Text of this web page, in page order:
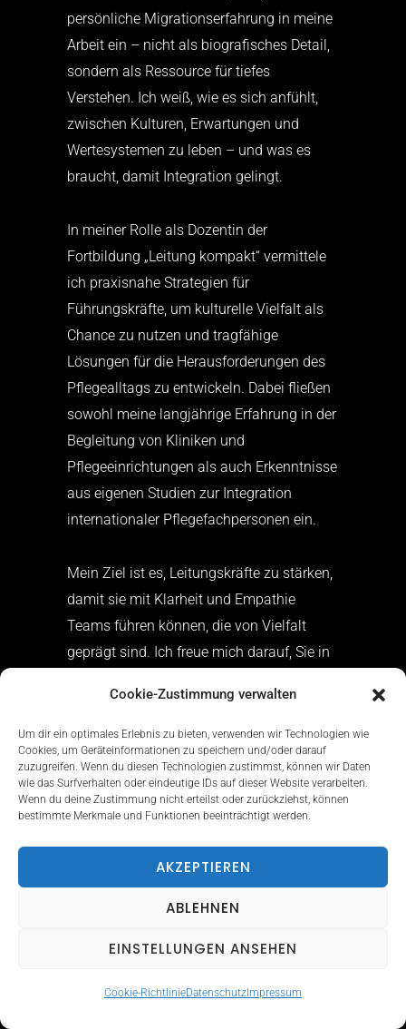
Cookie-Zustimmung verwalten
Um dir ein optimales Erlebnis zu bieten, verwenden wir Technologien wie
Cookies, um Geräteinformationen zu speichern und/oder darauf
zuzugreifen. Wenn du diesen Technologien zustimmst, können wir Daten
wie das Surfverhalten oder eindeutige IDs auf dieser Website verarbeiten.
Wenn du deine Zustimmung nicht erteilst oder zurückziehst, können
bestimmte Merkmale und Funktionen beeinträchtigt werden.
AKZEPTIEREN
ABLEHNEN
EINSTELLUNGEN ANSEHEN
Cookie-RichtlinieDatenschutz Impressum
persönliche Migrationserfahrung in meine
Arbeit ein – nicht als biografisches Detail,
sondern als Ressource für tiefes
Verstehen. Ich weiß, wie es sich anfühlt,
zwischen Kulturen, Erwartungen und
Wertesystemen zu leben – und was es
braucht, damit Integration gelingt.​
In meiner Rolle als Dozentin der
Fortbildung „Leitung kompakt“ vermittele
ich praxisnahe Strategien für
Führungskräfte, um kulturelle Vielfalt als
Chance zu nutzen und tragfähige
Lösungen für die Herausforderungen des
Pflegealltags zu entwickeln. Dabei fließen
sowohl meine langjährige Erfahrung in der
Begleitung von Kliniken und
Pflegeeinrichtungen als auch Erkenntnisse
aus eigenen Studien zur Integration
internationaler Pflegefachpersonen ein.​
Mein Ziel ist es, Leitungskräfte zu stärken,
damit sie mit Klarheit und Empathie
Teams führen können, die von Vielfalt
geprägt sind. Ich freue mich darauf, Sie in
gemeinsam mit Ihnen zukunftsfähige
Wege für die Pflege zu gestalten.​
Sie sind die
Führungskraft, auf die
die, die alles perfekt
macht, sondern die, die